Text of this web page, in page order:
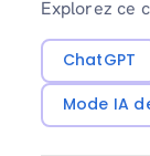
Explorez ce
ChatGPT
Mode IA